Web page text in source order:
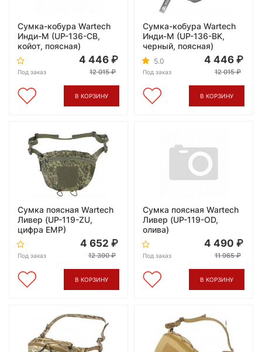
Сумка-кобура Wartech
Инди-М (UP-136-CB,
койот, поясная)
Под заказ
4 446
12 015
В КОРЗИНУ
Сумка-кобура Wartech
Инди-М (UP-136-BK,
черный, поясная)
5.0
Под заказ
4 446
12 015
В КОРЗИНУ
Сумка поясная Wartech
Ливер (UP-119-ZU,
цифра ЕМР)
Под заказ
4 652
12 390
В КОРЗИНУ
Сумка поясная Wartech
Ливер (UP-119-OD,
олива)
Под заказ
4 490
11 965
В КОРЗИНУ